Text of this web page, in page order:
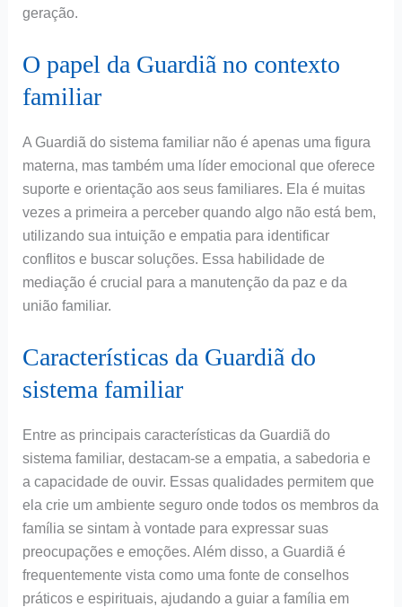
geração.
O papel da Guardiã no contexto
familiar
A Guardiã do sistema familiar não é apenas uma figura
materna, mas também uma líder emocional que oferece
suporte e orientação aos seus familiares. Ela é muitas
vezes a primeira a perceber quando algo não está bem,
utilizando sua intuição e empatia para identificar
conflitos e buscar soluções. Essa habilidade de
mediação é crucial para a manutenção da paz e da
união familiar.
Características da Guardiã do
sistema familiar
Entre as principais características da Guardiã do
sistema familiar, destacam-se a empatia, a sabedoria e
a capacidade de ouvir. Essas qualidades permitem que
ela crie um ambiente seguro onde todos os membros da
família se sintam à vontade para expressar suas
preocupações e emoções. Além disso, a Guardiã é
frequentemente vista como uma fonte de conselhos
práticos e espirituais, ajudando a guiar a família em